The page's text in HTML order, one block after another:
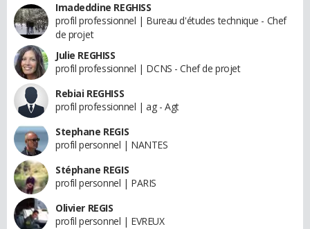
Imadeddine REGHISS
profil professionnel | Bureau d'études technique - Chef
de projet
Julie REGHISS
profil professionnel | DCNS - Chef de projet
Rebiai REGHISS
profil professionnel | ag - Agt
Stephane REGIS
profil personnel | NANTES
Stéphane REGIS
profil personnel | PARIS
Olivier REGIS
profil personnel | EVREUX